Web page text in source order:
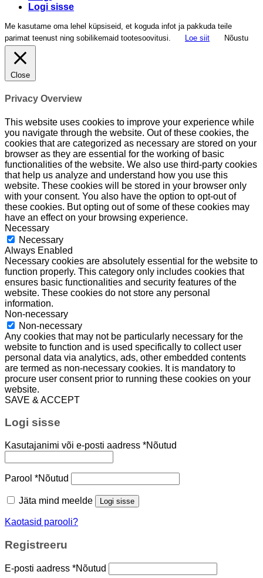
Logi sisse
Me kasutame oma lehel küpsiseid, et koguda infot ja pakkuda teile
parimat teenust ning sobilikemaid tootesoovitusi.
Loe siit Nõustu
Close
Privacy Overview
This website uses cookies to improve your experience while
you navigate through the website. Out of these cookies, the
cookies that are categorized as necessary are stored on your
browser as they are essential for the working of basic
functionalities of the website. We also use third-party cookies
that help us analyze and understand how you use this
website. These cookies will be stored in your browser only
with your consent. You also have the option to opt-out of
these cookies. But opting out of some of these cookies may
have an effect on your browsing experience.
Necessary
Necessary
Always Enabled
Necessary cookies are absolutely essential for the website to
function properly. This category only includes cookies that
ensures basic functionalities and security features of the
website. These cookies do not store any personal
information.
Non-necessary
Non-necessary
Any cookies that may not be particularly necessary for the
website to function and is used specifically to collect user
personal data via analytics, ads, other embedded contents
are termed as non-necessary cookies. It is mandatory to
procure user consent prior to running these cookies on your
website.
SAVE & ACCEPT
Logi sisse
Kasutajanimi või e-posti aadress *Nõutud
Parool *Nõutud
Jäta mind meelde Logi sisse
Kaotasid parooli?
Registreeru
E-posti aadress *Nõutud